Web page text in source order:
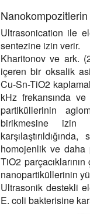
Ultrasonication ile
sentezine izin verir.
Kharitonov ve ark.
içeren bir oksalik
Cu-Sn-TiO2
kHz frekansında
partiküllerinin
birikmesine izin
homojenlik ve daha
TiO2
nanopartiküllerinin
Ultrasonik destekli
E. coli bakterisine